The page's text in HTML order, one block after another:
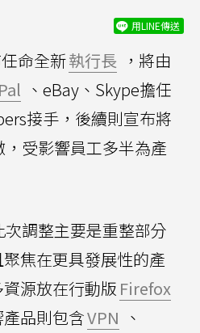
用LINE傳送
命全新執行長 ，將由
、eBay、Skype擔任
接手，後續則宣布將
受影響員工多半為產
調整主要是重整部分
焦在更具發展性的產
源放在行動版 Firefox
品則包含VPN 、